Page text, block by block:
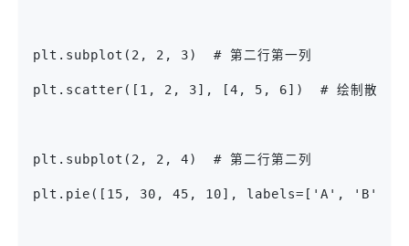
plt.subplot(2, 2, 3)  # 第二行第一列
plt.scatter([1, 2, 3], [4, 5, 6])  # 绘制散点图
plt.subplot(2, 2, 4)  # 第二行第二列
plt.pie([15, 30, 45, 10], labels=['A', 'B', 'C',